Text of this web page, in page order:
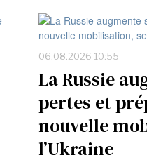
06.08.2026 10:55
La Russie
pertes et
nouvelle
l’Ukraine